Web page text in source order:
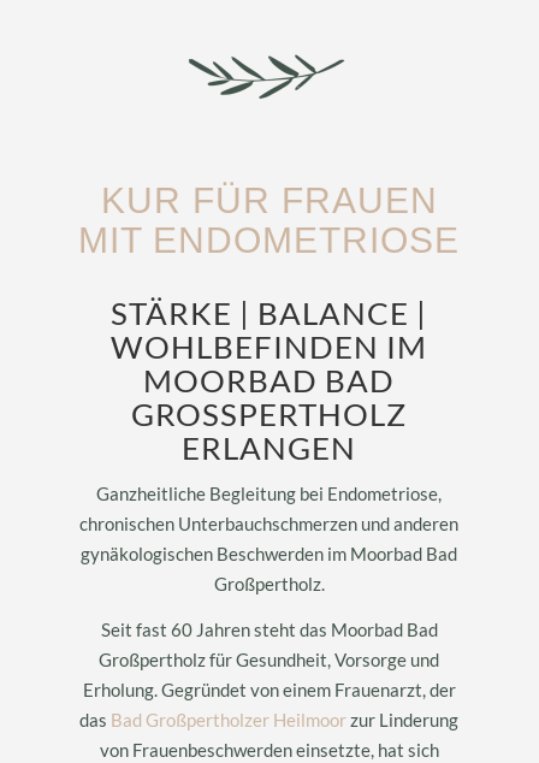
KUR FÜR FRAUEN
MIT ENDOMETRIOSE
STÄRKE | BALANCE |
WOHLBEFINDEN IM
MOORBAD BAD
GROSSPERTHOLZ E
RLANGEN
Ganzheitliche Begleitung bei Endometriose,
chronischen Unterbauchschmerzen und anderen
gynäkologischen Beschwerden im Moorbad Bad
Großpertholz.
Seit fast 60 Jahren steht das Moorbad Bad
Großpertholz für Gesundheit, Vorsorge und
Erholung. Gegründet von einem Frauenarzt, der
das Bad Großpertholzer Heilmoorzur Linderung
von Frauenbeschwerden einsetzte, hat sich